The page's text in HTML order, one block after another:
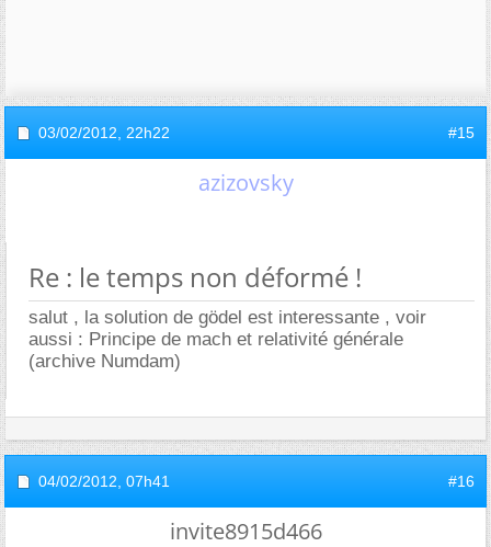
03/02/2012, 22h22 #15
azizovsky
Re : le temps non déformé !
salut , la solution de gödel est interessante , voir
aussi : Principe de mach et relativité générale
(archive Numdam)
04/02/2012, 07h41 #16
invite8915d466